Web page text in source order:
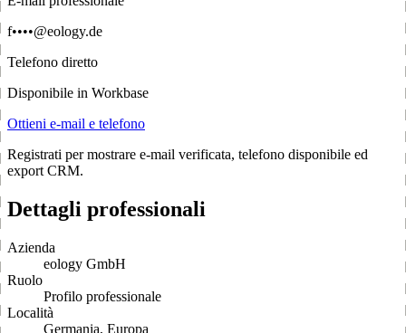
f••••@eology.de
Telefono diretto
Disponibile in Workbase
Ottieni e-mail e telefono
Registrati per mostrare e-mail verificata, telefono disponibile ed
export CRM.
Dettagli professionali
Azienda
eology GmbH
Ruolo
Profilo professionale
Località
Germania, Europa